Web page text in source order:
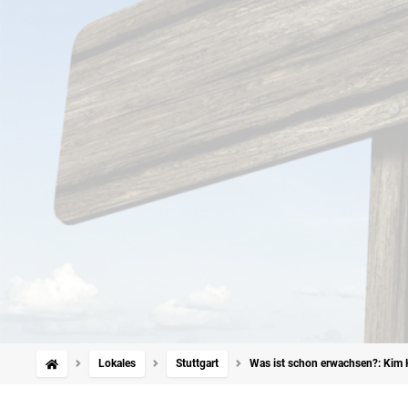
Lokales Stuttgart Was ist schon erwachsen?: